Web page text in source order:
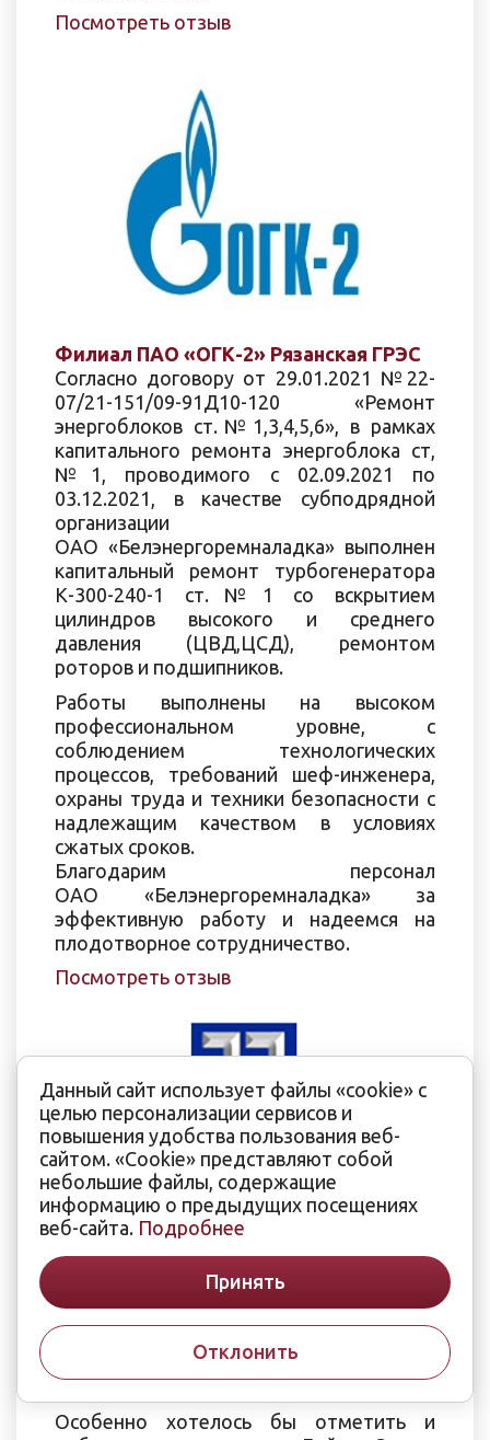
Посмотреть отзыв
Филиал ПАО «ОГК-2» Рязанская ГРЭС
Согласно договору от 29.01.2021 №22-
07/21-151/09-91Д10-120 «Ремонт
энергоблоков ст.№1,3,4,5,6», в рамках
капитального ремонта энергоблока ст,
№1, проводимого с 02.09.2021 по
03.12.2021, в качестве субподрядной
организации
ОАО «Белэнергоремналадка» выполнен
капитальный ремонт турбогенератора
К-300-240-1 ст.№1 со вскрытием
цилиндров высокого и среднего
давления (ЦВД,ЦСД), ремонтом
роторов и подшипников.
Работы выполнены на высоком
профессиональном уровне, с
соблюдением технологических
процессов, требований шеф-инженера,
охраны труда и техники безопасности с
надлежащим качеством в условиях
сжатых сроков.
Благодарим персонал
ОАО «Белэнергоремналадка» за
эффективную работу и надеемся на
плодотворное сотрудничество.
Посмотреть отзыв
ОАО «Молдавский металлургический
завод»
Выражаю Вам и Вашему трудовому
коллектива ОАО «ММЗ» благодарность и
глубокую признательность за
работы по монтажу нового
трансформатора ТРДЦН-63000/110-У1.
Особенно хотелось бы отметить и
Данный сайт использует файлы «cookie» с
целью персонализации сервисов и
повышения удобства пользования веб-
сайтом. «Cookie» представляют собой
небольшие файлы, содержащие
информацию о предыдущих посещениях
веб-сайта. Подробнее
Принять
Отклонить